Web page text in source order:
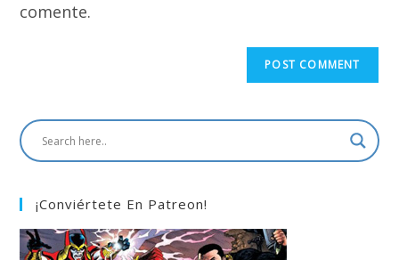
comente.
¡Conviértete En Patreon!